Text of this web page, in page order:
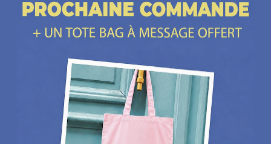
Contactez-nous
Plus d'idées cadeaux
Depuis 2014, Les Raffineurs proposent une sélection de produits pour dénicher
cadeau hommecomme uncadeau femme cadeau insolite, un
ou encore un cadeau coup de cœur. Les Raffineurs, c'est aussi des
expériences à vivre ou à offrir à Paris, à Lyon et dans toute la France. Plus de
françaises et créateurs du monde entier à retrouver sur notre site ou à
découvrir dans nos boutiques cadeau à Paris et Lille :Paris - Bastille ,
cheminée de table, unpot en céramique intelligent t-shirt personnalisé papa
une belle bouteille de rhum, un
bracelet cuir homme ou un sac banane homme